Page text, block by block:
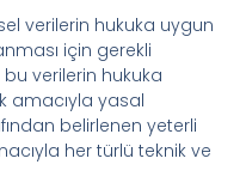
verilerin hukuka uygun
için gerekli
verilerin hukuka
amacıyla yasal
belirlenen yeterli
her türlü teknik ve